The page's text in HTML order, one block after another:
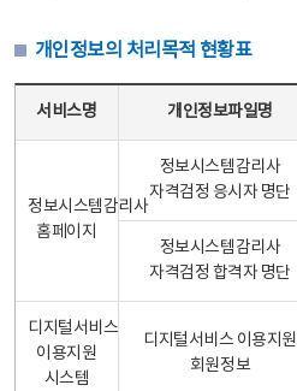
개인정보의 처리목적 현황표
서비스명 개인정보파일명
정보시스템감리사
홈페이지
정보시스템감리사
자격검정 응시자 명단
정보시스템감리사
자격검정 합격자 명단
디지털서비스
이용지원
시스템
디지털서비스 이용지원
회원정보